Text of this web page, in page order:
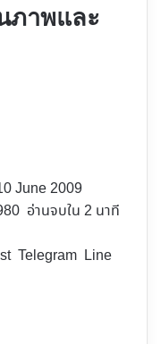
ภาพและ
June 2009
อ่านจบใน 2 นาที
Telegram Line